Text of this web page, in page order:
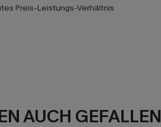
Preis-Leistungs-Verhältnis
AUCH GEFALLEN